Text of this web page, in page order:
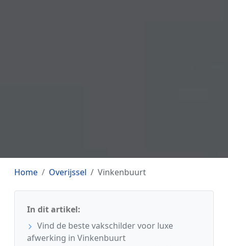
Home Overijssel Vinkenbuurt
In dit artikel:
Vind de beste vakschilder voor luxe
afwerking in Vinkenbuurt